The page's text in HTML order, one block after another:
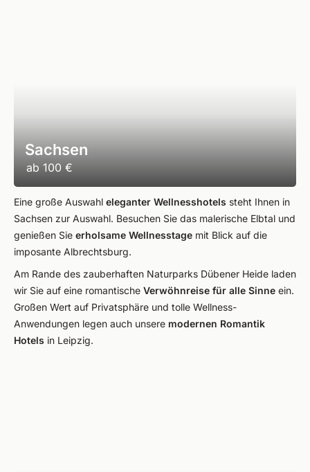
Sachsen
ab 100 €
Eine große Auswahl eleganter Wellnesshotels steht Ihnen in
Sachsen zur Auswahl. Besuchen Sie das malerische Elbtal und
genießen Sie erholsame Wellnesstage mit Blick auf die
imposante Albrechtsburg.
Am Rande des zauberhaften Naturparks Dübener Heide laden
wir Sie auf eine romantische Verwöhnreise für alle Sinne ein.
Großen Wert auf Privatsphäre und tolle Wellness-
Anwendungen legen auch unsere modernen Romantik
Hotels in Leipzig.